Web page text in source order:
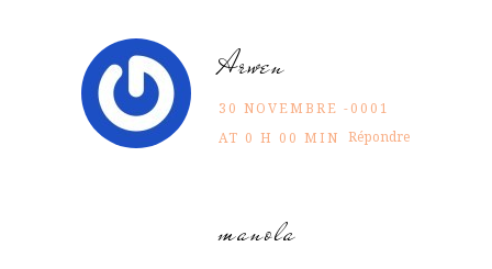
Arwen
30 NOVEMBRE -0001
AT 0 H 00 MIN Répondre
manola